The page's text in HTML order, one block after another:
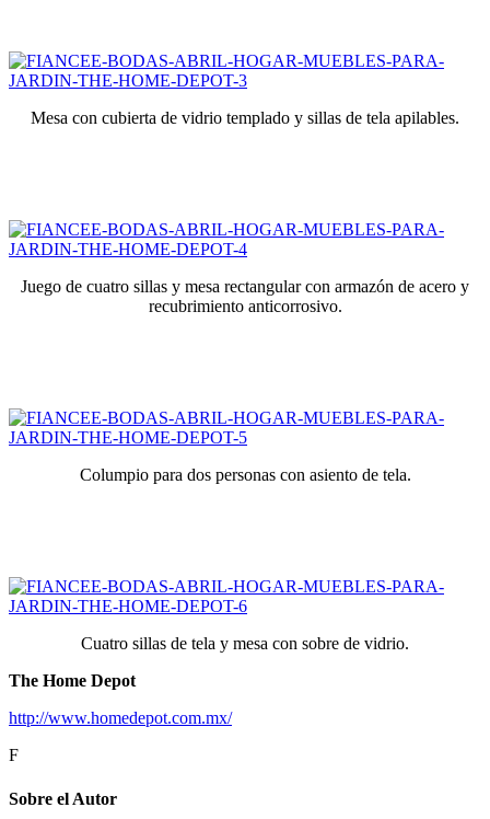
Mesa con cubierta de vidrio templado y sillas de tela apilables.
Juego de cuatro sillas y mesa rectangular con armazón de acero y
recubrimiento anticorrosivo.
Columpio para dos personas con asiento de tela.
Cuatro sillas de tela y mesa con sobre de vidrio.
The Home Depot
http://www.homedepot.com.mx/
F
Sobre el Autor